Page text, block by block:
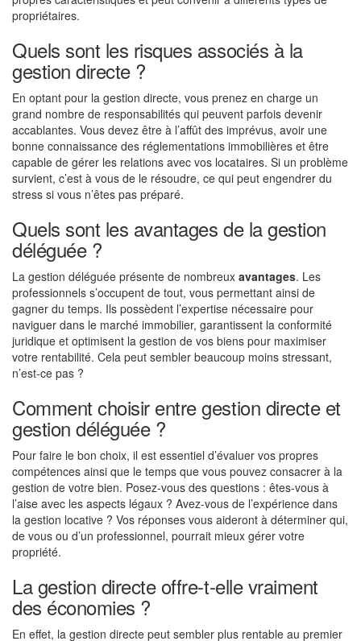
propriétaires.
Quels sont les risques associés à la
gestion directe ?
En optant pour la gestion directe, vous prenez en charge un
grand nombre de responsabilités qui peuvent parfois devenir
accablantes. Vous devez être à l’affût des imprévus, avoir une
bonne connaissance des réglementations immobilières et être
capable de gérer les relations avec vos locataires. Si un problème
survient, c’est à vous de le résoudre, ce qui peut engendrer du
stress si vous n’êtes pas préparé.
Quels sont les avantages de la gestion
déléguée ?
La gestion déléguée présente de nombreux avantages. Les
professionnels s’occupent de tout, vous permettant ainsi de
gagner du temps. Ils possèdent l’expertise nécessaire pour
naviguer dans le marché immobilier, garantissent la conformité
juridique et optimisent la gestion de vos biens pour maximiser
votre rentabilité. Cela peut sembler beaucoup moins stressant,
n’est-ce pas ?
Comment choisir entre gestion directe et
gestion déléguée ?
Pour faire le bon choix, il est essentiel d’évaluer vos propres
compétences ainsi que le temps que vous pouvez consacrer à la
gestion de votre bien. Posez-vous des questions : êtes-vous à
l’aise avec les aspects légaux ? Avez-vous de l’expérience dans
la gestion locative ? Vos réponses vous aideront à déterminer qui,
de vous ou d’un professionnel, pourrait mieux gérer votre
propriété.
La gestion directe offre-t-elle vraiment
des économies ?
En effet, la gestion directe peut sembler plus rentable au premier